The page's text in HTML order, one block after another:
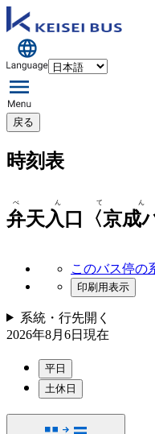
戻る
時刻表
弁天入口〈京成
べんて
このバス停の
印刷用表示
系統・行先開く
2026年8月6日 現在
平日
土休日